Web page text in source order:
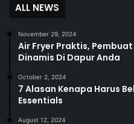
ALL NEWS
November 29, 2024
Air Fryer Praktis,
Dinamis Di Dapur Anda
October 2, 2024
7 Alasan Kenapa Harus
Essentials
August 12, 2024